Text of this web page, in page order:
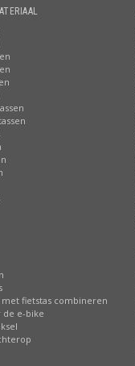
fietstas combineren
de e-bike